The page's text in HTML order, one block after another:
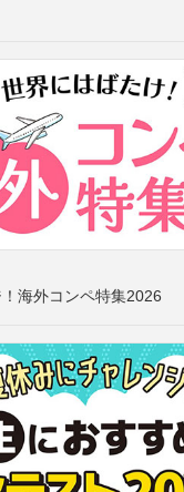
海外コンペ特集2026